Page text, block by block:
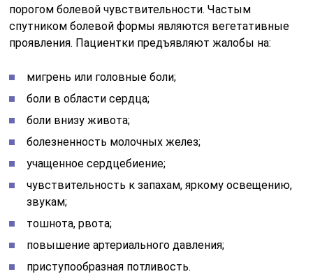
порогом болевой чувствительности. Частым
спутником болевой формы являются вегетативные
проявления. Пациентки предъявляют жалобы на:
мигрень или головные боли;
боли в области сердца;
боли внизу живота;
болезненность молочных желез;
учащенное сердцебиение;
чувствительность к запахам, яркому освещению,
звукам;
тошнота, рвота;
повышение артериального давления;
приступообразная потливость.